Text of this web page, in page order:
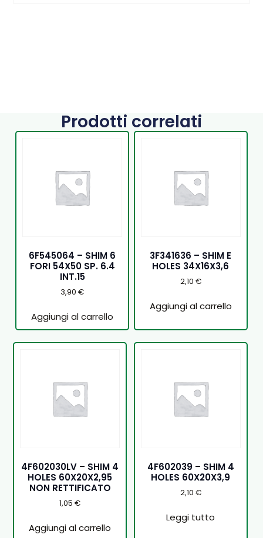
Prodotti correlati
6F545064 – SHIM 6
FORI 54X50 SP. 6.4
INT.15
3,90€
Aggiungi al carrello
3F341636 – SHIM E
HOLES 34X16X3,6
2,10 €
Aggiungi al carrello
4F602030LV – SHIM 4
HOLES 60X20X2,95
NON RETTIFICATO
1,05€
Aggiungi al carrello
4F602039 – SHIM 4
HOLES 60X20X3,9
2,10 €
Leggi tutto